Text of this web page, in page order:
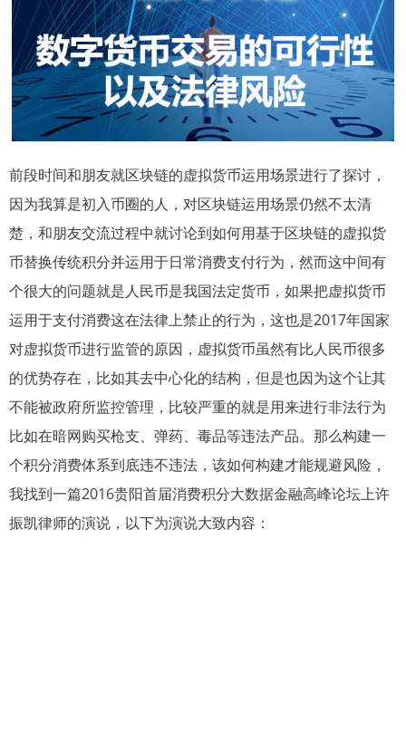
前段时间和朋友就区块链的虚拟货币运用场景进行了探讨，
因为我算是初入币圈的人，对区块链运用场景仍然不太清
楚，和朋友交流过程中就讨论到如何用基于区块链的虚拟货
币替换传统积分并运用于日常消费支付行为，然而这中间有
个很大的问题就是人民币是我国法定货币，如果把虚拟货币
运用于支付消费这在法律上禁止的行为，这也是2017年国家
对虚拟货币进行监管的原因，虚拟货币虽然有比人民币很多
的优势存在，比如其去中心化的结构，但是也因为这个让其
不能被政府所监控管理，比较严重的就是用来进行非法行为
比如在暗网购买枪支、弹药、毒品等违法产品。那么构建一
个积分消费体系到底违不违法，该如何构建才能规避风险，
我找到一篇2016贵阳首届消费积分大数据金融高峰论坛上许
振凯律师的演说，以下为演说大致内容：